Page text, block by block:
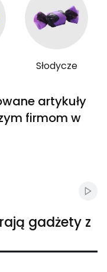
Słodycze
artykuły
firmom w
gadżety z